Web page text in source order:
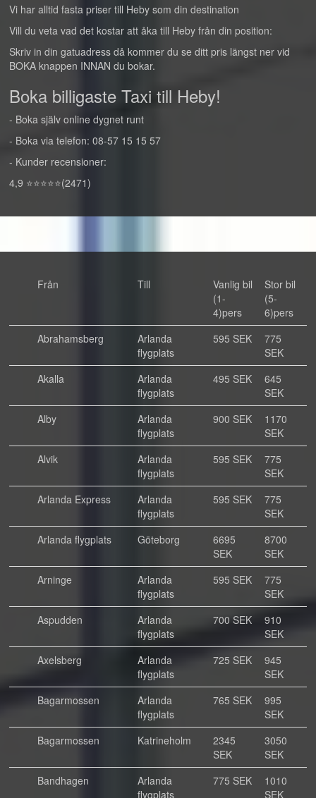
Vi har alltid fasta priser till Heby som din destination
Vill du veta vad det kostar att åka till Heby från din position:
Skriv in din gatuadress då kommer du se ditt pris längst ner vid
BOKA knappen INNAN du bokar.
Boka billigaste Taxi till Heby!
- Boka själv online dygnet runt
- Boka via telefon: 08-57 15 15 57
- Kunder recensioner:
4,9 ⭐⭐⭐⭐⭐(2471)
Från Till
Vanlig bil
(1-
4)pers
Stor bil
(5-
6)pers
Abrahamsberg
Arlanda
flygplats
595 SEK
775
SEK
Akalla
Arlanda
flygplats
495 SEK
645
SEK
Alby
Arlanda
flygplats
900 SEK
1170
SEK
Alvik
Arlanda
flygplats
595 SEK
775
SEK
Arlanda Express
Arlanda
flygplats
595 SEK
775
SEK
Arlanda flygplats
Göteborg
6695
SEK
8700
SEK
Arninge
Arlanda
flygplats
595 SEK
775
SEK
Aspudden
Arlanda
flygplats
700 SEK
910
SEK
Axelsberg
Arlanda
flygplats
725 SEK
945
SEK
Bagarmossen
Arlanda
flygplats
765 SEK
995
SEK
Bagarmossen
Katrineholm
2345
SEK
3050
SEK
Bandhagen
Arlanda
flygplats
775 SEK
1010
SEK